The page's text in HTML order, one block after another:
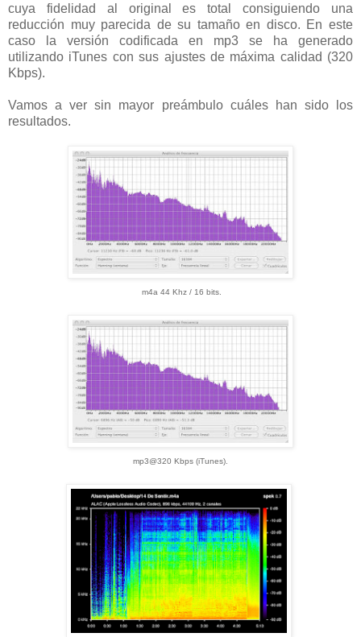
cuya fidelidad al original es total consiguiendo una
reducción muy parecida de su tamaño en disco. En este
caso la versión codificada en mp3 se ha generado
utilizando iTunes con sus ajustes de máxima calidad (320
Kbps).
Vamos a ver sin mayor preámbulo cuáles han sido los
resultados.
m4a 44 Khz / 16 bits
mp3@320 Kbps (iTunes).